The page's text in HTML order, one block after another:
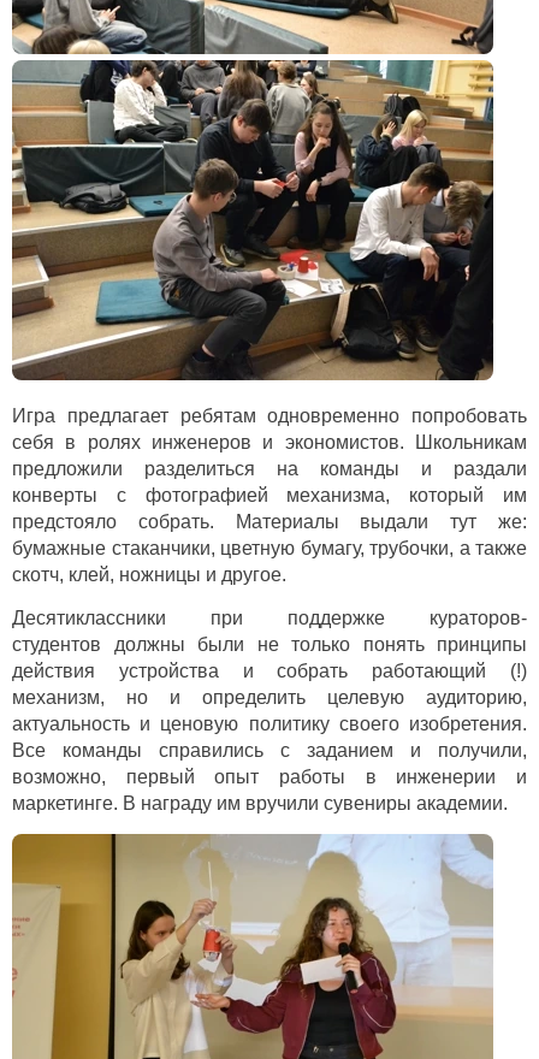
Игра предлагает ребятам одновременно попробовать
себя в ролях инженеров и экономистов. Школьникам
предложили разделиться на команды и раздали
конверты с фотографией механизма, который им
предстояло собрать. Материалы выдали тут же:
бумажные стаканчики, цветную бумагу, трубочки, а также
скотч, клей, ножницы и другое.
Десятиклассники при поддержке кураторов-
студентов должны были не только понять принципы
действия устройства и собрать работающий (!)
механизм, но и определить целевую аудиторию,
актуальность и ценовую политику своего изобретения.
Все команды справились с заданием и получили,
возможно, первый опыт работы в инженерии и
маркетинге. В награду им вручили сувениры академии.